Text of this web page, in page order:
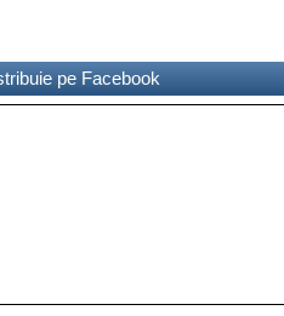
pe Facebook